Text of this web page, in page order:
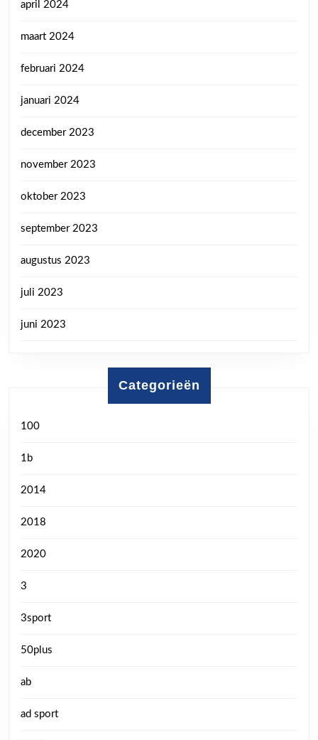
april 2024
maart 2024
februari 2024
januari 2024
december 2023
november 2023
oktober 2023
september 2023
augustus 2023
juli 2023
juni 2023
Categorieën
100
1b
2014
2018
2020
3
3sport
50plus
ab
ad sport